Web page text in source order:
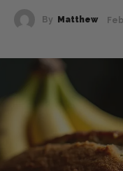
By Matthew